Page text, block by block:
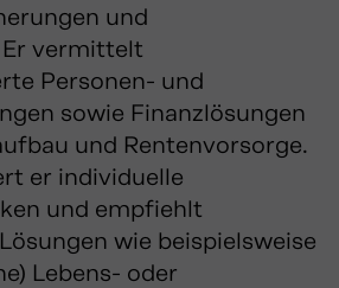
und
vermittelt
Personen- und
sowie Finanzlösungen
und Rentenvorsorge.
er individuelle
und empfiehlt
wie beispielsweise
Lebens- oder